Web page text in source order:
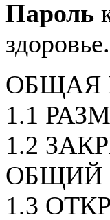
Пароль
здоровье.
ОБЩАЯ
1.1
1.2
ОБЩИЙ
1.3